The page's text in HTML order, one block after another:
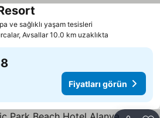
ve sağlıklı yaşam tesisleri
Avsallar 10.0 km uzaklıkta
Fiyatları görün